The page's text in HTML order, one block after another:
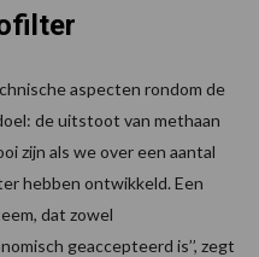
aspecten rondom de
de uitstoot van methaan
zijn als we over een aantal
hebben ontwikkeld. Een
dat zowel
geaccepteerd is’’, zegt